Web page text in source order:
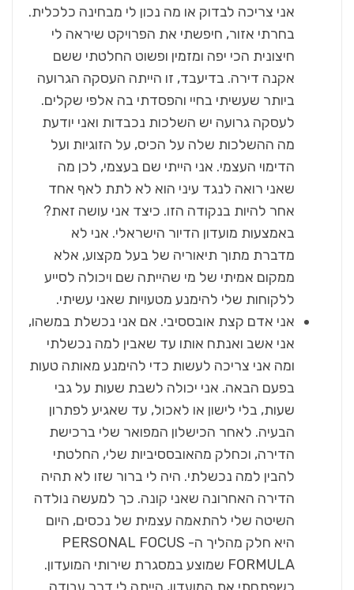
אני צריכה לבדוק או מה נכון לי מבחינה כלכלית.
בחרתי אזור, חיפשתי את הפרויקט שיראה לי
חיצונית הכי יפה ומזמין ופשוט החלטתי ששם
אקנה דירה. בדיעבד, זו הייתה העסקה הגרועה
ביותר שעשיתי בחיי והפסדתי בה אלפי שקלים.
לעסקה גרועה יש השלכות נכבדות ואני יודעת
מה ההשלכות שלה על הכיס, על הזוגיות ועל
הדימוי העצמי. אני הייתי שם בעצמי, לכן מה
שאני רואה לנגד עיני הוא לא לתת לאף אחד
אחר להיות בנקודה הזו. כיצד אני עושה זאת?
באמצעות מועדון הדיור הישראלי. אני לא
מדברת מתוך תיאוריה של בעל מקצוע, אלא
ממקום אמיתי של מי שהייתה שם ויכולה לסייע
ללקוחות שלי להימנע מטעויות שאני עשיתי.
אני אדם קצת אובססיבי. אם אני נכשלת במשהו,
אני אשב ואנתח אותו עד שאבין למה נכשלתי
ומה אני צריכה לעשות כדי להימנע מאותה טעות
בפעם הבאה. אני יכולה לשבת שעות על גבי
שעות, בלי לישון או לאכול, עד שאגיע לפתרון
הבעיה. לאחר הכישלון המפואר שלי ברכישת
הדירה, וכחלק מהאובססיביות שלי, החלטתי
להבין למה נכשלתי. היה לי ברור שזו לא תהיה
הדירה האחרונה שאני קונה. כך למעשה נולדה
השיטה שלי להתאמה עצמית של נכסים, היום
היא חלק מהליך ה- PERSONAL FOCUS
FORMULA שמוצע במסגרת שירותי המועדון.